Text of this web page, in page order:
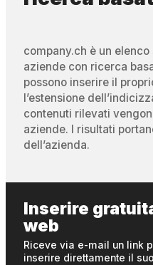
company.ch è un
aziende con ricerca
possono inserire il
l’estensione
contenuti rilevati
aziende. I risultati
dell’azienda.
Inserire
web
Riceve via e-mail un link
inserire direttamente il